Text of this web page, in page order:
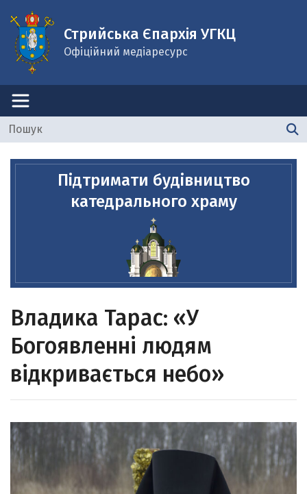
Стрийська Єпархія УГКЦ
Офіційний медіаресурс
Підтримати будівництво
катедрального храму
Владика Тарас: «У
Богоявленні людям
відкривається небо»